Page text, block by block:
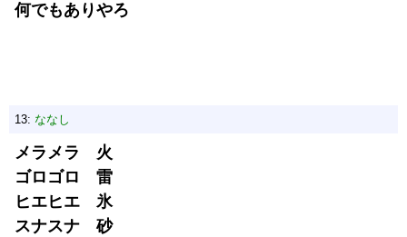
何でもありやろ
13: ななし
メラメラ 火
ゴロゴロ 雷
ヒエヒエ 氷
スナスナ 砂